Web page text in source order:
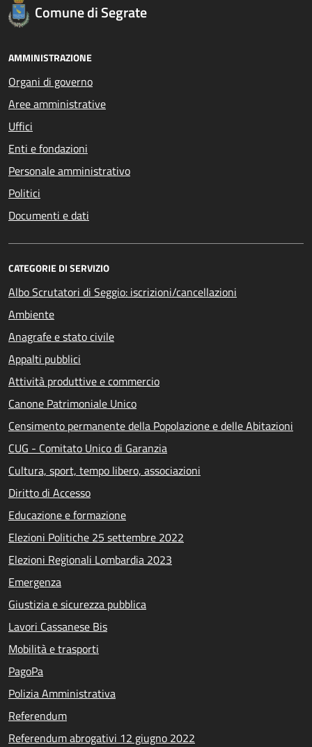
Comune di Segrate
AMMINISTRAZIONE
Organi di governo
Aree amministrative
Uffici
Enti e fondazioni
Personale amministrativo
Politici
Documenti e dati
CATEGORIE DI SERVIZIO
Albo Scrutatori di Seggio: iscrizioni/cancellazioni
Ambiente
Anagrafe e stato civile
Appalti pubblici
Attività produttive e commercio
Canone Patrimoniale Unico
Censimento permanente della Popolazione e delle Abitazioni
CUG - Comitato Unico di Garanzia
Cultura, sport, tempo libero, associazioni
Diritto di Accesso
Educazione e formazione
Elezioni Politiche 25 settembre 2022
Elezioni Regionali Lombardia 2023
Emergenza
Giustizia e sicurezza pubblica
Lavori Cassanese Bis
Mobilità e trasporti
PagoPa
Polizia Amministrativa
Referendum
Referendum abrogativi 12 giugno 2022